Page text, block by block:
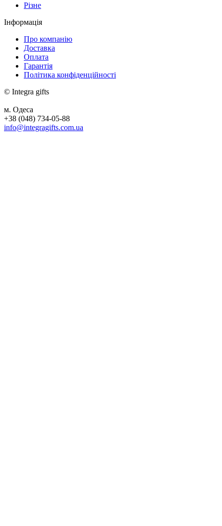
Різне
Інформація
Про компанію
Доставка
Оплата
Гарантія
Політика конфіденційності
© Integra gifts
м. Одеса
+38 (048) 734-05-88
info@integragifts.com.ua